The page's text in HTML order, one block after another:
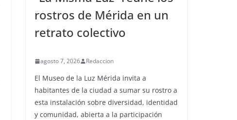
rostros de Mérida en un
retrato colectivo
agosto 7, 2026 Redaccion
El Museo de la Luz Mérida invita a
habitantes de la ciudad a sumar su rostro a
esta instalación sobre diversidad, identidad
y comunidad, abierta a la participación